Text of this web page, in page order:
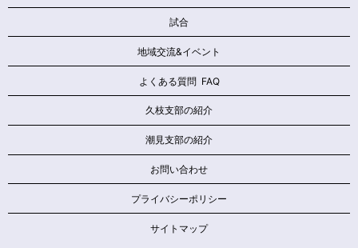
試合
地域交流&イベント
よくある質問 FAQ
久枝支部の紹介
潮見支部の紹介
お問い合わせ
プライバシーポリシー
サイトマップ